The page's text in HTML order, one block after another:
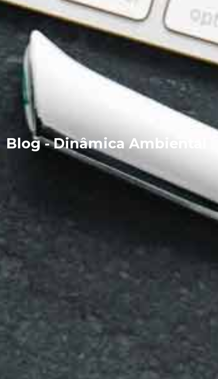
Blog - Dinâmica Ambiental